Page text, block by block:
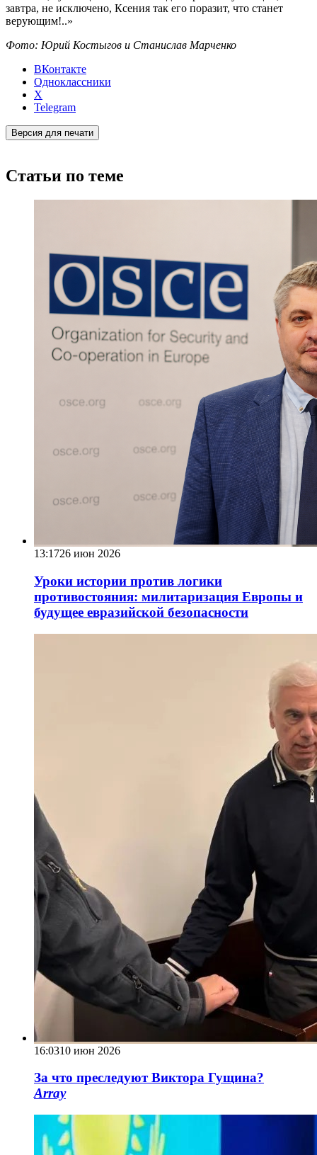
завтра, не исключено, Ксения так его поразит, что станет
верующим!..»
Фото: Юрий Костыгов и Станислав Марченко
ВКонтакте
Одноклассники
X
Telegram
Версия для печати
Статьи по теме
13:1726 июн 2026
Уроки истории против логики
противостояния: милитаризация Европы и
будущее евразийской безопасности
16:0310 июн 2026
За что преследуют Виктора Гущина?
Array